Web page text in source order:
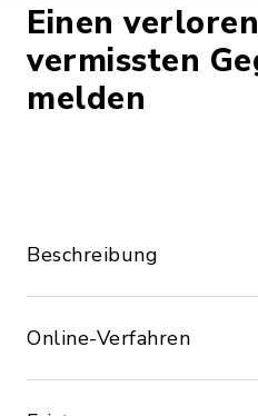
Einen
vermissten
melden
Beschreibung
Online-Verfahren